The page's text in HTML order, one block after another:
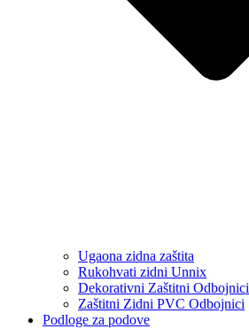
Ugaona zidna zaštita
Rukohvati zidni Unnix
Dekorativni Zaštitni Odbojnici
Zaštitni Zidni PVC Odbojnici
Podloge za podove